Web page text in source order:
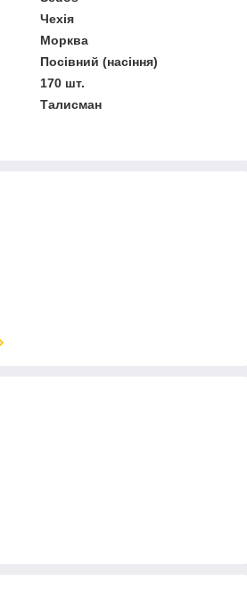
Чехія
Морква
Посівний (насіння)
170 шт.
Талисман